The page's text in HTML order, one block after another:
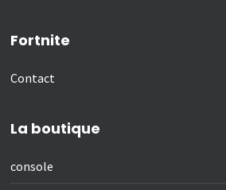
Fortnite
Contact
La boutique
console